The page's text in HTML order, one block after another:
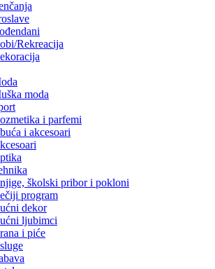
Rekreacija
moda
i parfemi
i akcesoari
školski pribor i pokloni
program
dekor
ljubimci
i piće